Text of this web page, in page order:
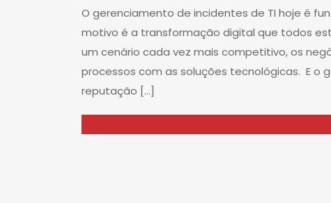
O gerenciamento de incidentes de TI hoje é
motivo é a transformação digital que todos
um cenário cada vez mais competitivo, os
processos com as soluções tecnológicas. E o
reputação […]